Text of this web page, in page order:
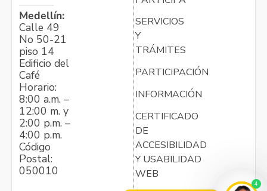
Medellín:
Calle 49
No 50-21
piso 14
Edificio del
Café
Horario:
8:00 a.m. –
12:00 m. y
2:00 p.m. –
4:00 p.m.
Código
Postal:
050010
SERVICIOS
Y
TRÁMITES
PARTICIPACIÓN
INFORMACIÓN
CERTIFICADO
DE
ACCESIBILIDAD
Y USABILIDAD
WEB
4